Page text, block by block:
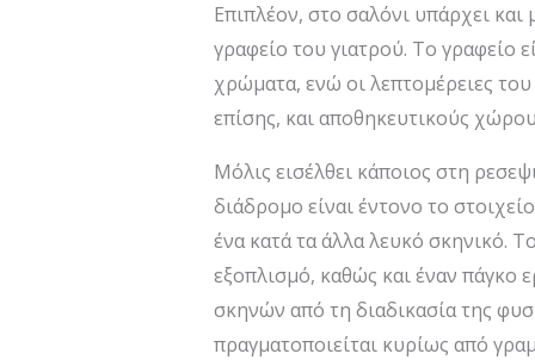
Επιπλέον, στο σαλόνι υπάρχει
γραφείο του γιατρού. Το γραφείο
χρώματα, ενώ οι λεπτομέρειες
επίσης, και αποθηκευτικούς
Μόλις εισέλθει κάποιος στη
διάδρομο είναι έντονο το
ένα κατά τα άλλα λευκό σκηνικό.
εξοπλισμό, καθώς και έναν πάγκο
σκηνών από τη διαδικασία της
πραγματοποιείται κυρίως από